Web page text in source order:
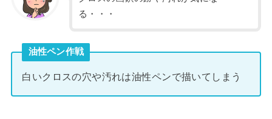
る・・・
油性ペン作戦
白いクロスの穴や汚れは油性ペンで描いてしまう